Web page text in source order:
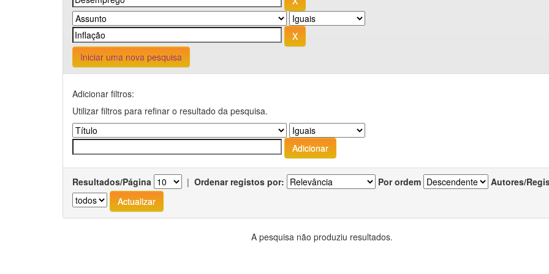
Iniciar uma nova pesquisa
Adicionar filtros:
Utilizar filtros para refinar o resultado da pesquisa.
Resultados/Página | Ordenar registos por: Por ordem Autores/
A pesquisa não produziu resultados.